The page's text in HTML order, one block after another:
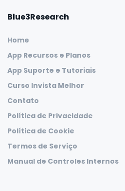
Blue3Research
Home
App Recursos e Planos
App Suporte e Tutoriais
Curso Invista Melhor
Contato
Política de Privacidade
Política de Cookie
Termos de Serviço
Manual de Controles Internos